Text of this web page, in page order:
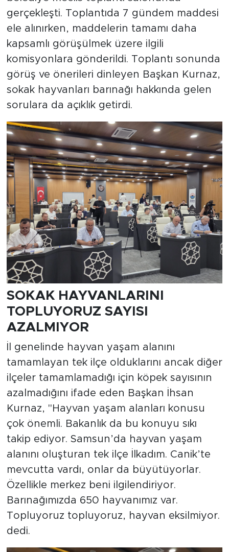
gerçekleşti. Toplantıda 7 gündem maddesi
ele alınırken, maddelerin tamamı daha
kapsamlı görüşülmek üzere ilgili
komisyonlara gönderildi. Toplantı sonunda
görüş ve önerileri dinleyen Başkan Kurnaz,
sokak hayvanları barınağı hakkında gelen
sorulara da açıklık getirdi.
SOKAK HAYVANLARINI
TOPLUYORUZ SAYISI
AZALMIYOR
İl genelinde hayvan yaşam alanını
tamamlayan tek ilçe olduklarını ancak diğer
ilçeler tamamlamadığı için köpek sayısının
azalmadığını ifade eden Başkan İhsan
Kurnaz, "Hayvan yaşam alanları konusu
çok önemli. Bakanlık da bu konuyu sıkı
takip ediyor. Samsun’da hayvan yaşam
alanını oluşturan tek ilçe İlkadım. Canik’te
mevcutta vardı, onlar da büyütüyorlar.
Özellikle merkez beni ilgilendiriyor.
Barınağımızda 650 hayvanımız var.
Topluyoruz topluyoruz, hayvan eksilmiyor.
dedi.